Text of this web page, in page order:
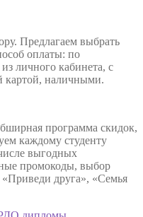
Предлагаем выбрать
оплаты: по
личного кабинета, с
картой, наличными.
программа скидок,
каждому студенту
выгодных
промокоды, выбор
друга», «Семья